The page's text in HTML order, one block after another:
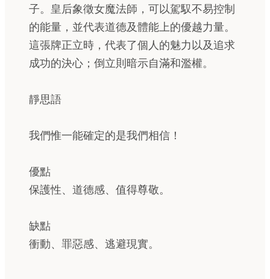
子。皇后象徵女魔法師，可以駕馭不易控制
的能量，並代表道德及體能上的優越力量。
這張牌正立時，代表了個人的魅力以及追求
成功的決心；倒立則暗示自滿和濫權。
靜思語
我們惟一能確定的是我們相信！
優點
保護性、道德感、值得尊敬。
缺點
衝動、罪惡感、逃避現實。